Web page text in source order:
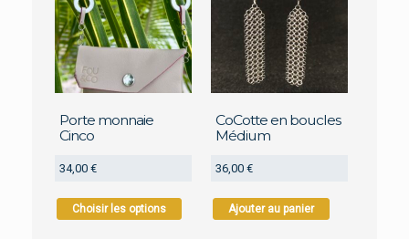
Porte monnaie
Cinco
34,00 €
Choisir les options
CoCotte en boucles
Médium
36,00€
Ajouter au panier